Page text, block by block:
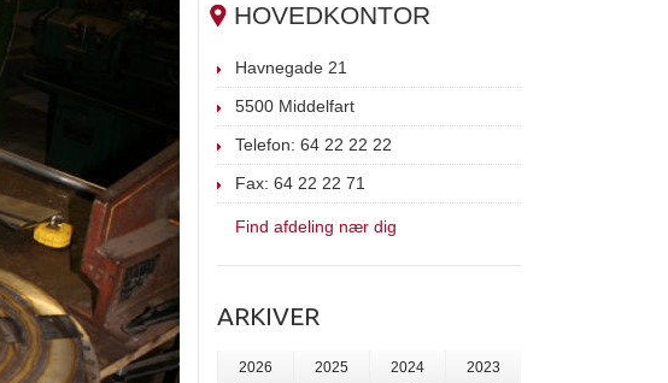
HOVEDKONTOR
Havnegade 21
5500 Middelfart
Telefon: 64 22 22 22
Fax: 64 22 22 71
Find afdeling nær dig
ARKIVER
2026 2025 2024 2023